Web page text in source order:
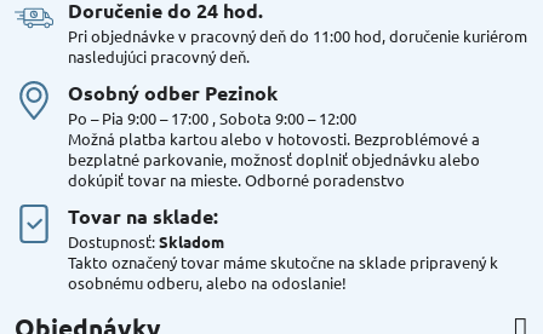
Doručenie do 24 hod​.
Pri objednávke v pracovný deň do 11:00 hod, doručenie kuriérom
nasledujúci pracovný deň.
Osobný odber Pezinok
Po – Pia 9:00 – 17:00 , Sobota 9:00 – 12:00
Možná platba kartou alebo v hotovosti. Bezproblémové a
bezplatné parkovanie, možnosť doplniť objednávku alebo
dokúpiť tovar na mieste. Odborné poradenstvo
Tovar na sklade:
Dostupnosť:Skladom
Takto označený tovar máme skutočne na sklade pripravený k
osobnému odberu, alebo na odoslanie!
Objednávky